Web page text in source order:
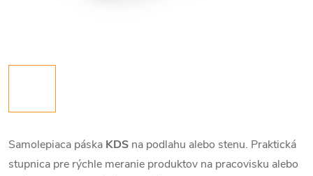
Samolepiaca páska KDS na podlahu alebo stenu. Praktická
stupnica pre rýchle meranie produktov na pracovisku alebo